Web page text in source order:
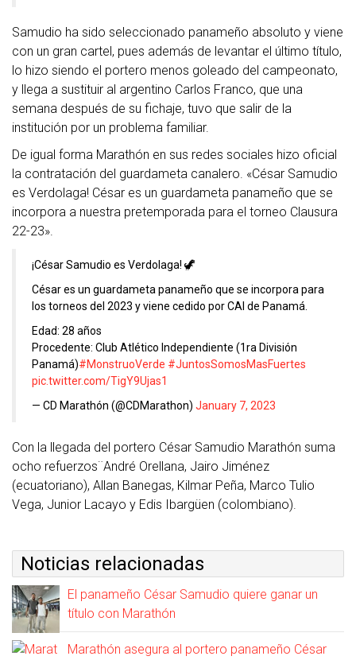
Samudio ha sido seleccionado panameño absoluto y viene
con un gran cartel, pues además de levantar el último título,
lo hizo siendo el portero menos goleado del campeonato,
y llega a sustituir al argentino Carlos Franco, que una
semana después de su fichaje, tuvo que salir de la
institución por un problema familiar.
De igual forma Marathón en sus redes sociales hizo oficial
la contratación del guardameta canalero. «César Samudio
es Verdolaga! César es un guardameta panameño que se
incorpora a nuestra pretemporada para el torneo Clausura
22-23».
¡César Samudio es Verdolaga! 🦖
César es un guardameta panameño que se incorpora para
los torneos del 2023 y viene cedido por CAI de Panamá.
Edad: 28 años
Procedente: Club Atlético Independiente (1ra División
Panamá)#MonstruoVerde #JuntosSomosMasFuertes
pic.twitter.com/TigY9Ujas1
— CD Marathón (@CDMarathon) January 7, 2023
Con la llegada del portero César Samudio Marathón suma
ocho refuerzos¨André Orellana, Jairo Jiménez
(ecuatoriano), Allan Banegas, Kilmar Peña, Marco Tulio
Vega, Junior Lacayo y Edis Ibargüen (colombiano).
Noticias relacionadas
El panameño César Samudio quiere ganar un
título con Marathón
Marathón asegura al portero panameño César